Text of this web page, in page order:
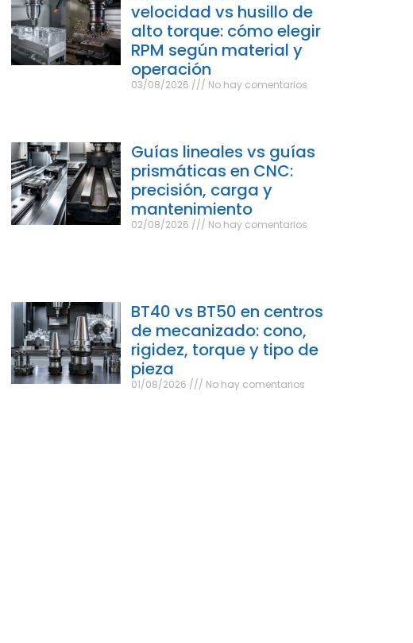
velocidad vs husillo de
alto torque: cómo elegir
RPM según material y
operación
03/08/2026 No hay comentarios
Guías lineales vs guías
prismáticas en CNC:
precisión, carga y
mantenimiento
02/08/2026 No hay comentarios
BT40 vs BT50 en centros
de mecanizado: cono,
rigidez, torque y tipo de
pieza
01/08/2026 No hay comentarios